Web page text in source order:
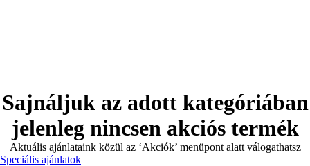
Sajnáljuk az adott kategóriában
jelenleg nincsen akciós termék
Aktuális ajánlataink közül az ‘Akciók’ menüpont alatt válogathatsz
Speciális ajánlatok